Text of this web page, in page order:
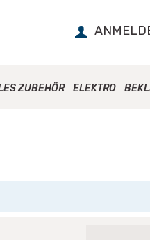
ZUBEHÖR ELEKTRO